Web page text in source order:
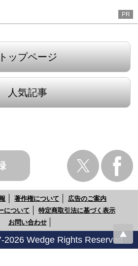
PR
トップページ
人気記事
著作権について
広告のご案内
について
特定商取引法に基づく表示
お問い合わせ
2026 Wedge Rights Reserved